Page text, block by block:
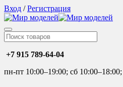
Вход /Регистрация
+7 915 789-64-04
пн-пт 10:00–19:00; сб